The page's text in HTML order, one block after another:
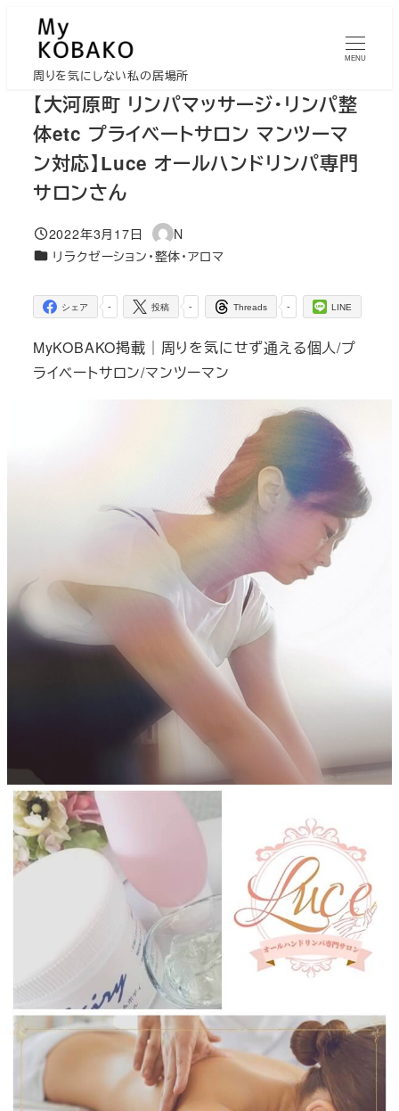
周りを気にしない私の居場所
MENU
【大河原町 リンパマッサージ・リンパ整
体etc プライベートサロン マンツーマ
ン対応】Luce オールハンドリンパ専門
サロンさん
投稿日
2022年3月17日
著
者
N
カテゴリー
リラクゼーション・整体・アロマ
-
シェア -
投稿 -
Threads LINE
MyKOBAKO掲載｜周りを気にせず通える個人/プ
ライベートサロン/マンツーマン